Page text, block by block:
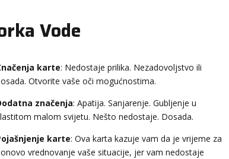
Vode
karte: Nedostaje prilika. Nezadovoljstvo ili
Otvorite vaše oči mogućnostima.
značenja: Apatija. Sanjarenje. Gubljenje u
malom svijetu. Nešto nedostaje. Dosada.
karte: Ova karta kazuje vam da je vrijeme za
vrednovanje vaše situacije, jer vam nedostaje